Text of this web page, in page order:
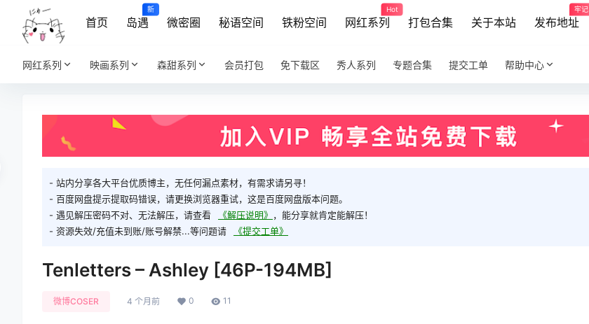
首页 岛遇
新
微密圈 秘语空间 铁粉空间 网红系列
Hot
打包合集 关于本站 发布地址
牢记
网红系列 映画系列 森甜系列 会员打包 免下载区 秀人系列 专题合集 提交工单 帮助中心
- 站内分享各大平台优质博主，无任何漏点素材，有需求请另寻！
- 百度网盘提示提取码错误，请更换浏览器重试，这是百度网盘版本问题。
- 遇见解压密码不对、无法解压，请查看
《解压说明》 ，能分享就肯定能解压！
- 资源失效/充值未到账/账号解禁...等问题请
《提交工单》
Tenletters – Ashley [46P-194MB]
微博COSER 4 个月前 0 11